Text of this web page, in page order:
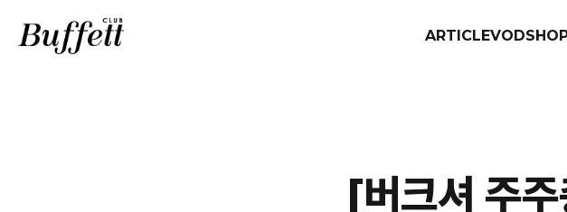
ARTICLEVOD
[버크셔 주